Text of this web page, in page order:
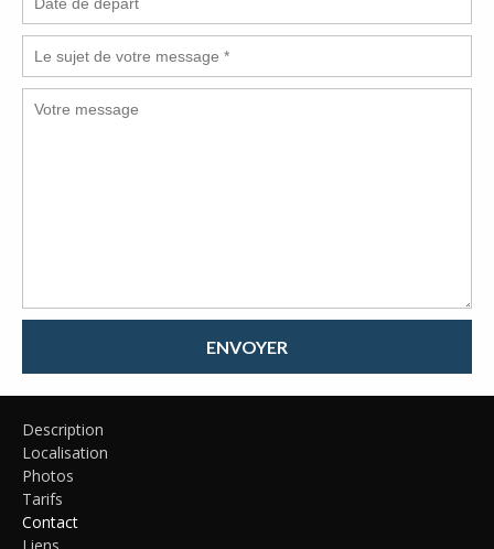
ENVOYER
Description
Localisation
Photos
Tarifs
Contact